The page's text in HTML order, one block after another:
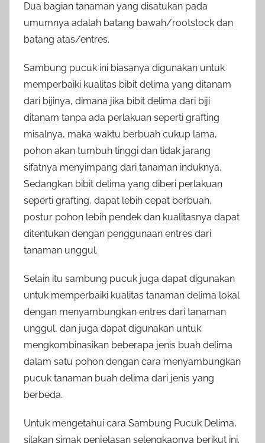
Dua bagian tanaman yang disatukan pada
umumnya adalah batang bawah/rootstock dan
batang atas/entres.
Sambung pucuk ini biasanya digunakan untuk
memperbaiki kualitas bibit delima yang ditanam
dari bijinya, dimana jika bibit delima dari biji
ditanam tanpa ada perlakuan seperti grafting
misalnya, maka waktu berbuah cukup lama,
pohon akan tumbuh tinggi dan tidak jarang
sifatnya menyimpang dari tanaman induknya.
Sedangkan bibit delima yang diberi perlakuan
seperti grafting, dapat lebih cepat berbuah,
postur pohon lebih pendek dan kualitasnya dapat
ditentukan dengan penggunaan entres dari
tanaman unggul.
Selain itu sambung pucuk juga dapat digunakan
untuk memperbaiki kualitas tanaman delima lokal
dengan menyambungkan entres dari tanaman
unggul, dan juga dapat digunakan untuk
mengkombinasikan beberapa jenis buah delima
dalam satu pohon dengan cara menyambungkan
pucuk tanaman buah delima dari jenis yang
berbeda.
Untuk mengetahui cara Sambung Pucuk Delima,
silakan simak penjelasan selengkapnya berikut ini.